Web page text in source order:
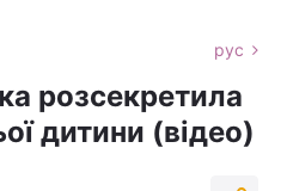
рус
розсекретила
дитини (відео)